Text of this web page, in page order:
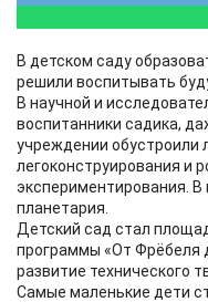
В детском саду
решили воспитывать
В научной и
воспитанники садика,
учреждении обустроили
легоконструирования и
экспериментирования.
планетария.
Детский сад стал
программы «От Фрёбеля
развитие технического
Самые маленькие дети